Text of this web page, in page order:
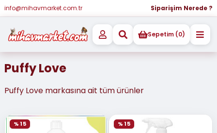
info@mihavmarket.com.tr Siparişim Nerede ?
Sepetim (0)
Puffy Love
Puffy Love markasına ait tüm ürünler
% 15 % 15